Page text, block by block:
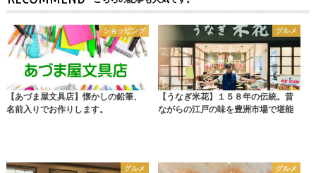
ショッピング
【あづま屋文具店】懐かしの鉛筆、
名前入りでお作りします。
グルメ
【うなぎ米花】１５８年の伝統。昔
ながらの江戸の味を豊洲市場で堪能
グルメ グルメ